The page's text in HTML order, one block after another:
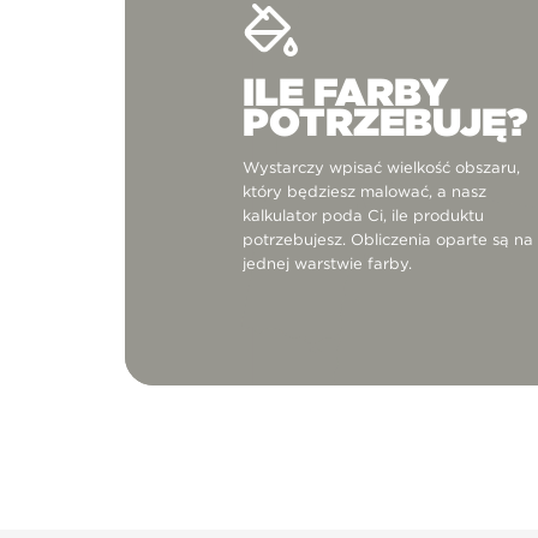
ILE FARBY
POTRZEBUJĘ?
Wystarczy wpisać wielkość obszaru,
który będziesz malować, a nasz
kalkulator poda Ci, ile produktu
potrzebujesz. Obliczenia oparte są na
jednej warstwie farby.